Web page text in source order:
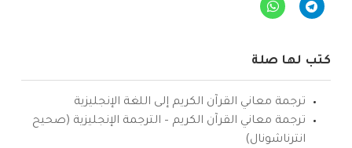
كتب لها صلة
ترجمة معاني القرآن الكريم إلى اللغة الإنجليزية
ترجمة معاني القرآن الكريم – الترجمة الإنجليزية (صحيح
انترناشونال)